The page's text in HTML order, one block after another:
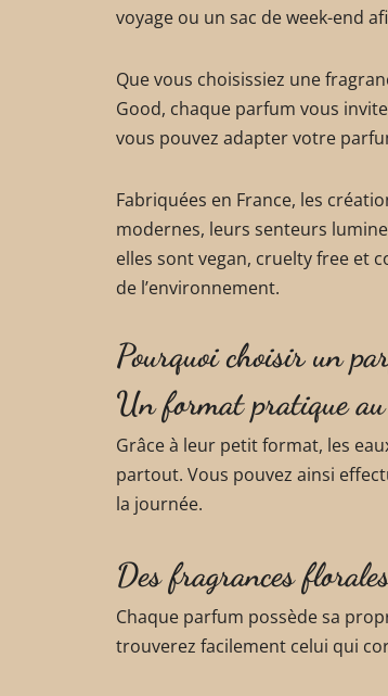
voyage ou un sac de week-end
Que vous choisissiez une
Good, chaque parfum vous
vous pouvez adapter votre
Fabriquées en France, les
modernes, leurs senteurs
elles sont vegan, cruelty free et
de l’environnement.
Pourquoi choisir un
Un format pratique
Grâce à leur petit format, les
partout. Vous pouvez ainsi
la journée.
Des fragrances
Chaque parfum possède sa
trouverez facilement celui qui